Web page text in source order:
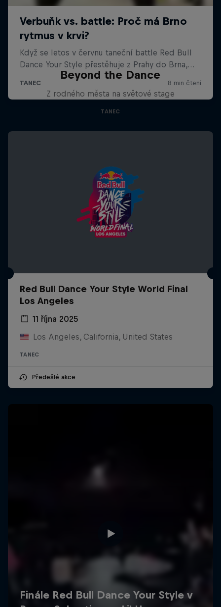
Beyond the Dance
Z rodného města na světové stage
TANEC
Red Bull Dance Your Style World Final
Los Angeles
11 října 2025
Los Angeles, California, United States
TANEC
Předešlé akce